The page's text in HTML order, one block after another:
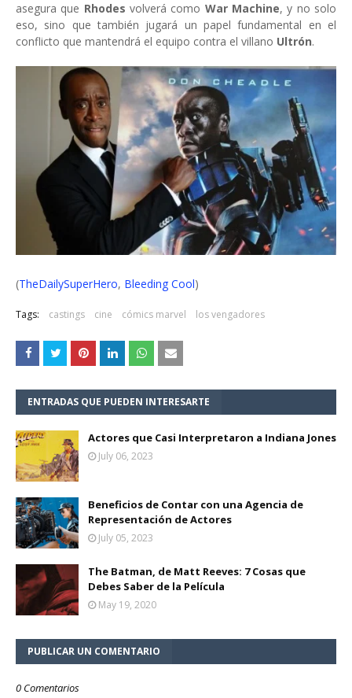
asegura que Rhodesvolverá como War Machine, y no solo
eso, sino que también jugará un papel fundamental en el
conflicto que mantendrá el equipo contra el villano Ultrón.
(TheDailySuperHero, Bleeding Cool)
Tags: castings cine cómics marvel los vengadores
ENTRADAS QUE PUEDEN INTERESARTE
Actores que Casi Interpretaron a Indiana Jones
July 06, 2023
Beneficios de Contar con una Agencia de
Representación de Actores
July 05, 2023
The Batman, de Matt Reeves: 7 Cosas que
Debes Saber de la Película
May 19, 2020
PUBLICAR UN COMENTARIO
0 Comentarios